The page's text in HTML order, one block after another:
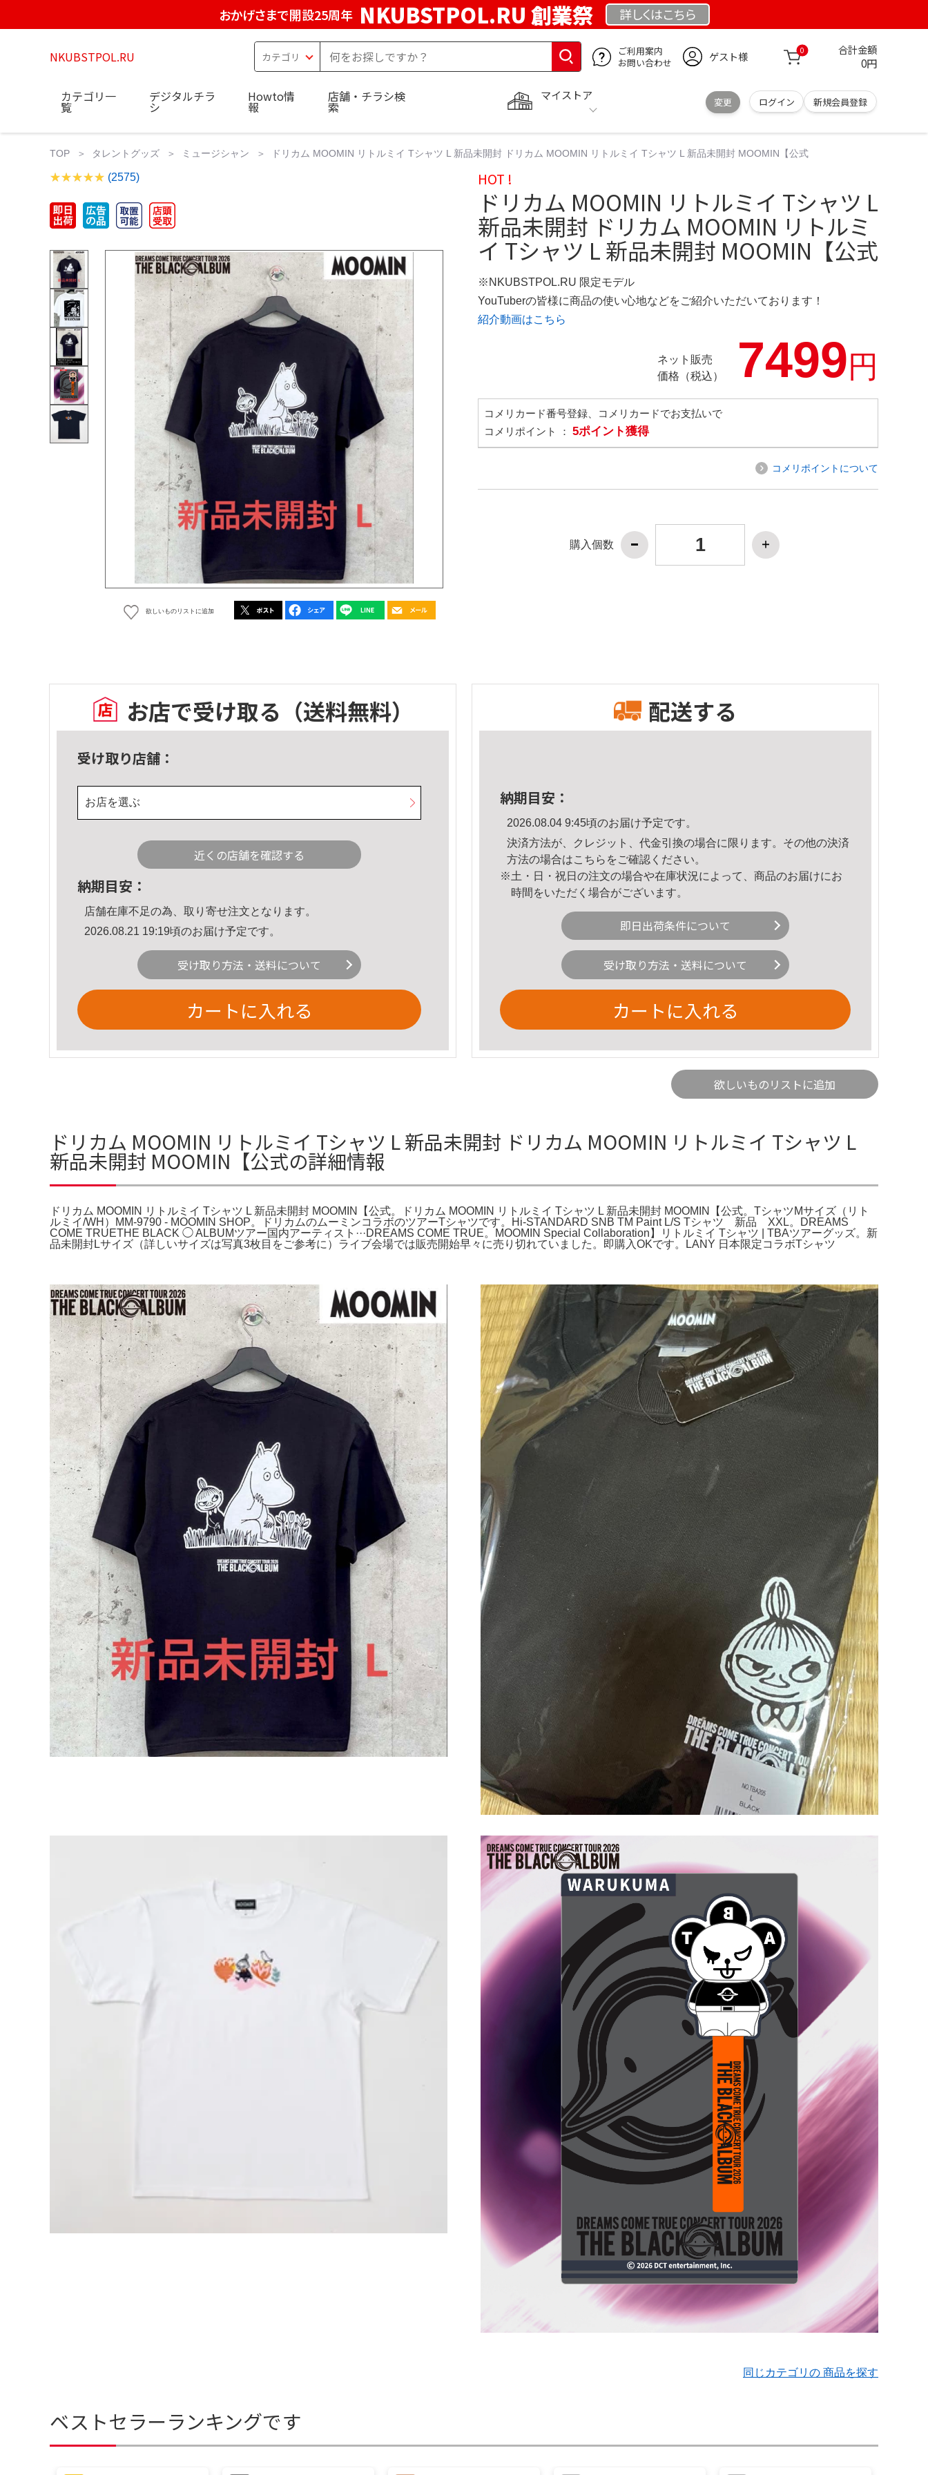
おかげさまで開設25周年 NKUBSTPOL.RU 創業祭 詳しくはこちら
NKUBSTPOL.RU
ご利用案内
お問い合わせ
ゲスト様 0 合計金額
0円
マイストア
変更 ログイン 新規会員登録
カテゴリ一
覧
デジタルチラ
シ
Howto情
報
店舗・チラシ検
索
TOP タレントグッズ ミュージシャン ドリカム MOOMIN リトルミイ Tシャツ L 新品未開封 ドリカム MOOMIN リトルミイ Tシャツ L 新品未開封 MOOMIN【公式
(2575)
欲しいものリストに追加
HOT !
ドリカム MOOMIN リトルミイ Tシャツ L
新品未開封 ドリカム MOOMIN リトルミ
イ Tシャツ L 新品未開封 MOOMIN【公式
※NKUBSTPOL.RU 限定モデル
YouTuberの皆様に商品の使い心地などをご紹介いただいております！
紹介動画はこちら
ネット販売
価格（税込）
7499円
コメリカード番号登録、コメリカードでお支払いで
コメリポイント ： 5ポイント獲得
コメリポイントについて
購入個数
お店で受け取る （送料無料）
受け取り店舗：
お店を選ぶ
近くの店舗を確認する
納期目安：
店舗在庫不足の為、取り寄せ注文となります。
2026.08.21 19:19頃のお届け予定です。
受け取り方法・送料について
カートに入れる
配送する
納期目安：
2026.08.04 9:45頃のお届け予定です。
決済方法が、クレジット、代金引換の場合に限ります。その他の決済
方法の場合はこちら をご確認ください。
※土・日・祝日の注文の場合や在庫状況によって、商品のお届けにお
時間をいただく場合がございます。
即日出荷条件について
受け取り方法・送料について
カートに入れる
欲しいものリストに追加
ドリカム MOOMIN リトルミイ Tシャツ L 新品未開封 ドリカム MOOMIN リトルミイ Tシャツ L
新品未開封 MOOMIN【公式の詳細情報
ドリカム MOOMIN リトルミイ Tシャツ L 新品未開封 MOOMIN【公式。ドリカム MOOMIN リトルミイ Tシャツ L 新品未開封 MOOMIN【公式。TシャツMサイズ（リト
ルミイ/WH）MM-9790 - MOOMIN SHOP。ドリカムのムーミンコラボのツアーTシャツです。Hi-STANDARD SNB TM Paint L/S Tシャツ 新品 XXL。DREAMS
COME TRUETHE BLACK ◯ ALBUMツアー国内アーティスト···DREAMS COME TRUE。MOOMIN Special Collaboration】リトルミイ Tシャツ | TBAツアーグッズ。新
品未開封Lサイズ（詳しいサイズは写真3枚目をご参考に）ライブ会場では販売開始早々に売り切れていました。即購入OKです。LANY 日本限定コラボTシャツ
同じカテゴリの 商品を探す
ベストセラーランキングです